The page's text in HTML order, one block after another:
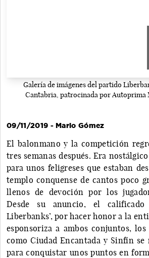
Galería de imágenes del partido
Cantabria, patrocinada por Autoprima
09/11/2019 - Mario Gómez
El balonmano y la competición
tres semanas después. Era
para unos feligreses que estaban
templo conquense de cantos poco
llenos de devoción por los
Desde su anuncio, el calificado
Liberbanks’, por hacer honor a la
esponsoriza a ambos conjuntos,
como Ciudad Encantada y Sinfín se
para conquistar unos puntos en